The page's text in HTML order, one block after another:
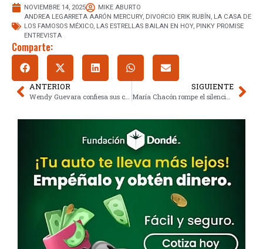
NOVIEMBRE 14, 2025
MIKE ABURTO
ANDREA LEGARRETA AARÓN MERCURY, DIVORCIO ERIK RUBÍN , LA CASA DE
LOS FAMOSOS MÉXICO, LAS ESTRELLAS BAILAN EN HOY, PINKY PROMISE
ENTREVISTA
Comparte:
ANTERIOR
Wendy Guevara confiesa sus citas secretas con galanes de telenovelas
SIGUIENTE
María Chacón rompe el silencio sobre su inesperada salida de Papás por siempre